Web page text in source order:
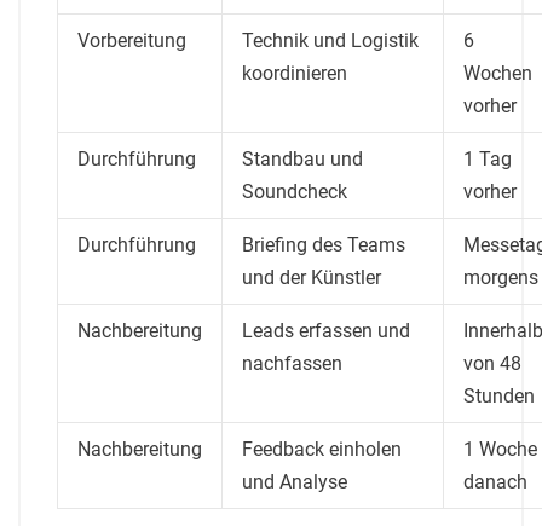
Vorbereitung
Technik und Logistik
koordinieren
6
Wochen
vorher
Durchführung
Standbau und
Soundcheck
1 Tag
vorher
Durchführung
Briefing des Teams
und der Künstler
morgens
Nachbereitung
Leads erfassen und
nachfassen
Innerhalb
von 48
Stunden
Nachbereitung
Feedback einholen
und Analyse
1 Woche
danach